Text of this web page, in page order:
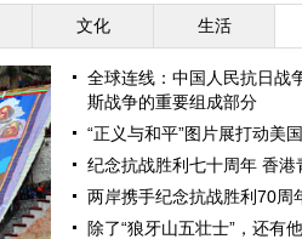
文化 生活
全球连线：中国人民抗日战
斯战争的重要组成部分
“正义与和平”图片展打动美
纪念抗战胜利七十周年 香港
两岸携手纪念抗战胜利70周
除了“狼牙山五壮士”，还有